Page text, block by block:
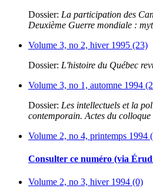
Dossier: La participation des
Deuxième Guerre mondiale :
Volume 3, no 2, hiver 1995 (23)
Dossier: L'histoire du Québec
Volume 3, no 1, automne 1994
Dossier: Les intellectuels et la
contemporain. Actes du
Volume 2, no 4, printemps 1994
Consulter ce numéro (via
Volume 2, no 3, hiver 1994 (0)